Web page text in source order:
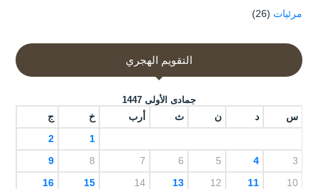
مرئيات (26)
التقويم الهجري
جمادى الأولى 1447
س د ن ث أرب خ ج
1
2
3
4
5
6
7
8
9
10
11
12
13
14
15
16